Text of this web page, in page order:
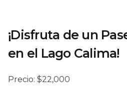
¡Disfruta de un
en el Lago Calima!
Precio: $22,000